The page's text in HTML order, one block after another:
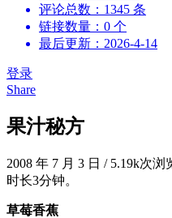
评论总数：1345 条
链接数量：0 个
最后更新：2026-4-14
登录
Share
果汁秘方
2008 年 7 月 3 日 /5.19k次浏
时长3分钟。
草莓香蕉